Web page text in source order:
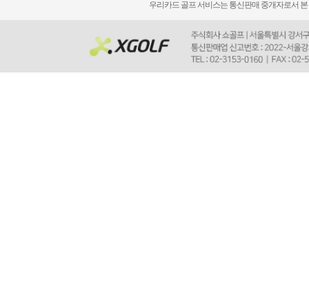
우리카드 골프 서비스는 통신판매 중개자로서